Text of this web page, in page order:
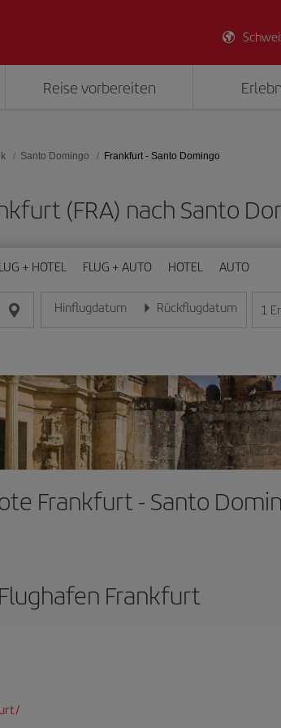
Reise vorbereiten
Santo Domingo Frankfurt - Santo Domingo
(FRA) nach Santo
+ HOTEL FLUG + AUTO HOTEL AUTO
Hinflugdatum
Geben Sie das Datum im Format Tag/Monat/Jahr
Rückflugdatum
Geben Sie das Datum im1
Frankfurt - Santo
Flughafen Frankfurt